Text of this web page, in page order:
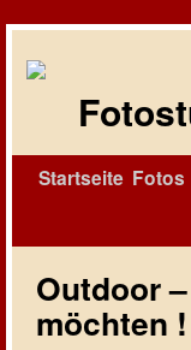
Startseite Fotos
Outdoor
möchten !